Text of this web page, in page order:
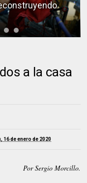
a la casa
16 de enero de 2020
Por Sergio Morcillo.